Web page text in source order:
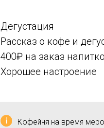
Дегустация
Рассказ о кофе и
400₽ на заказ
Хорошее настроение
Кофейня на время